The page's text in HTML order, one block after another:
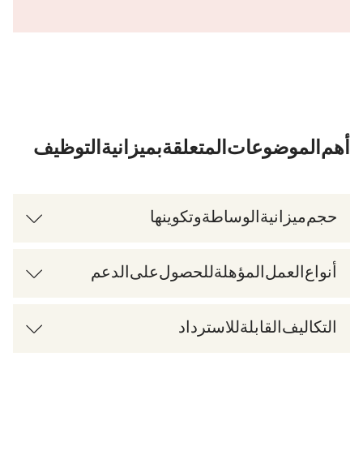
أهم الموضوعات المتعلقة بميزانية التوظيف
حجم ميزانية الوساطة وتكوينها
أنواع العمل المؤهلة للحصول على الدعم
التكاليف القابلة للاسترداد